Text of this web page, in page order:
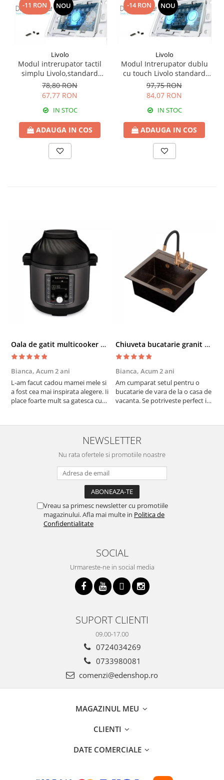
-11 RON NOU
Livolo
Modul intrerupator tactil
simplu Livolo,standard
italian
78,80 RON
67,77 RON
IN STOC
ADAUGA IN COS
-14 RON NOU
Livolo
Modul Intrerupator dublu
cu touch Livolo standard
italian
97,75 RON
84,07 RON
IN STOC
ADAUGA IN COS
Oala de gatit multicooker 11 functii Instant Pot Pro Crisp 8 + Air Fryer 7.6 lt
Bianca, Acum 2 ani
L-am facut cadou mamei mele si
a fost cea mai inspirata alegere. Ii
place foarte mult sa gatesca cu
cratita...ma gandesc serios sa imi
cumpar si eu! Recomand mult !
Chiuveta bucatarie granit cu finisaj negru perlat/cupru Steingran Art Copper cu dozator si baterie Quadron
Bianca, Acum 2 ani
Am cumparat setul pentru o
bucatarie de vara de la o casa de
vacanta. Se potriveste perfect in
buna, recomand cu drag !
NEWSLETTER
Nu rata ofertele si promotiile noastre
Vreau sa primesc newsletter cu promotiile
magazinului. Afla mai multe in Politica de
Confidentialitate
SOCIAL
Urmareste-ne in social media
SUPORT CLIENTI
09.00-17.00
0724034269
0733980081
comenzi@edenshop.ro
MAGAZINUL MEU
CLIENTI
DATE COMERCIALE